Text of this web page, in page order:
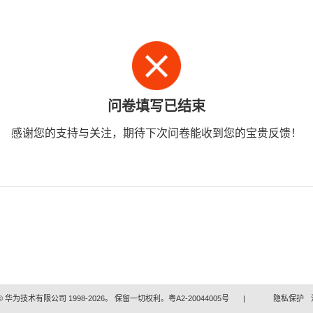
问卷填写已结束
感谢您的支持与关注，期待下次问卷能收到您的宝贵反馈！
华为技术有限公司 1998-2026。 保留一切权利。粤A2-20044005号 | 隐私保护